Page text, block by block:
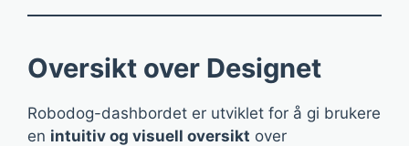
Oversikt over Designet
Robodog-dashbordet er utviklet for å gi brukere
en intuitiv og visuell oversikt over